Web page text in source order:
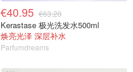
€40.95 €63.20
Kerastase 极光洗发水500ml
焕亮光泽 深层补水
Parfumdreams